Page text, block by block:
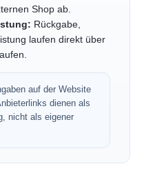
Shop ab.
Rückgabe,
laufen direkt über
auf der Website
dienen als
nicht als eigener